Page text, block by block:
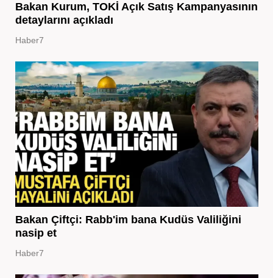
Bakan Kurum, TOKİ Açık Satış Kampanyasının
detaylarını açıkladı
Haber7
Bakan Çiftçi: Rabb'im bana Kudüs Valiliğini
nasip et
Haber7